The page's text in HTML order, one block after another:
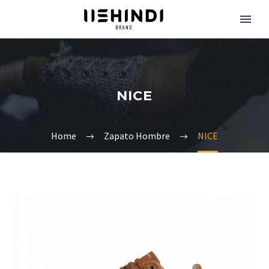
NICE
Home Zapato Hombre NICE